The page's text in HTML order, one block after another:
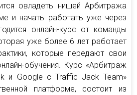
овладеть нишей Арбитража
и начать работать уже через
онлайн-курс от команды
уже более 6 лет работает
которые передают свои
обучения. Курс «Арбитраж
и Google с Traffic Jack Team»
платформе, состоит из